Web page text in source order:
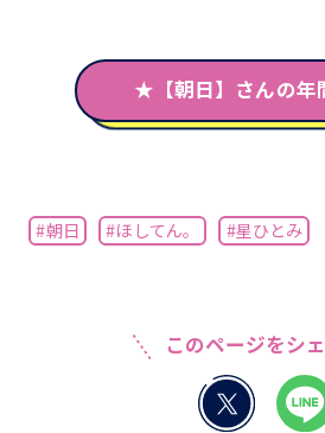
★【朝日】さんの
#朝日 #ほしてん。 #星ひとみ
このページをシ